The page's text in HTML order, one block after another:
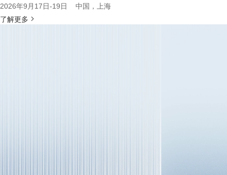
2026年9月17日-19日 中国，上海
了解更多